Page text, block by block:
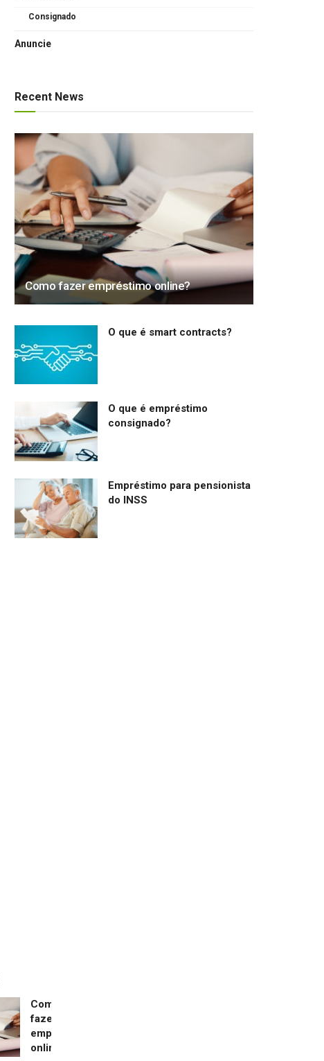
Consignado
Anuncie
Recent News
Como fazer empréstimo online?
O que é smart contracts?
O que é empréstimo
consignado?
Empréstimo para pensionista
do INSS
Como
fazer
empréstimo
online?